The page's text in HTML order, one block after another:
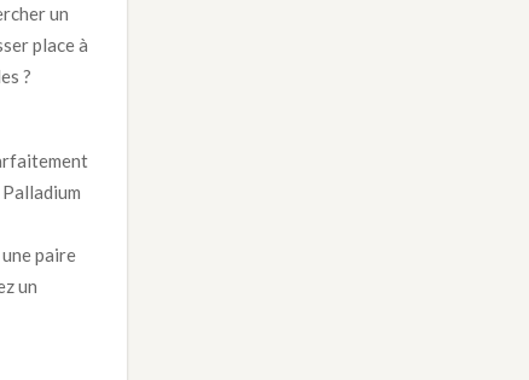
un
place à
?
paire
un